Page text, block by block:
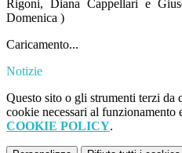
Rigoni, Diana Cappellari e
Domenica )
Caricamento...
Notizie
Questo sito o gli strumenti terzi da
cookie necessari al
COOKIE POLICY.